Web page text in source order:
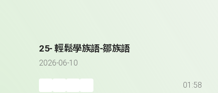
25- 輕鬆學族語-鄒族語
2026-06-10
01:58